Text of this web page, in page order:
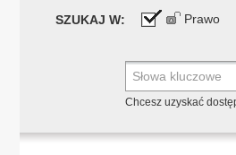
SZUKAJ W: Prawo
Chcesz uzyskać